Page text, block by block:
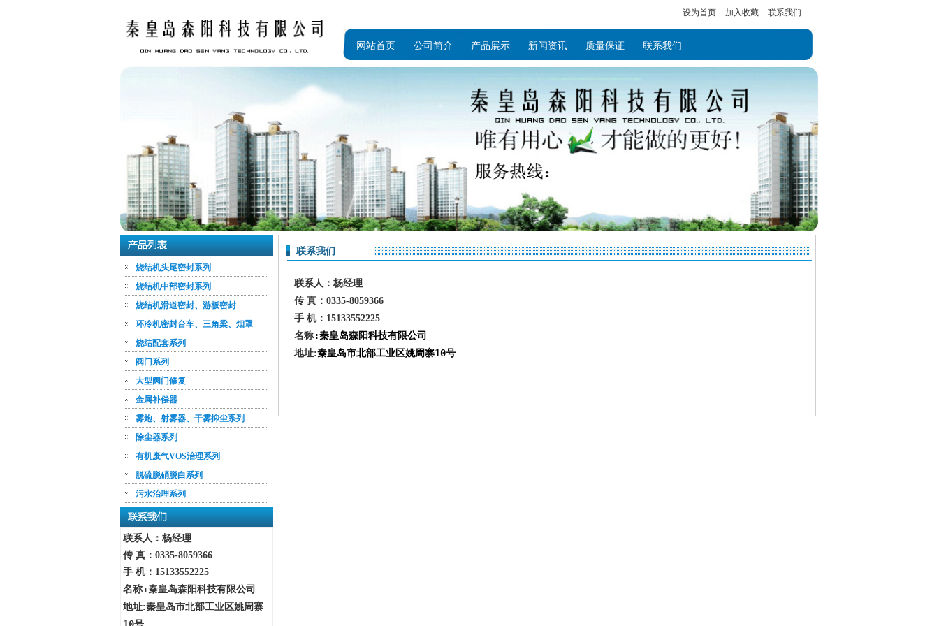
设为首页 加入收藏 联系我们
网站首页 公司简介 产品展示 新闻资讯 质量保证 联系我们
烧结机头尾密封系列
烧结机中部密封系列
烧结机滑道密封、游板密封
环冷机密封台车、三角梁、烟罩
烧结配套系列
阀门系列
大型阀门修复
金属补偿器
雾炮、射雾器、干雾抑尘系列
除尘器系列
有机废气VOS治理系列
脱硫脱硝脱白系列
污水治理系列
联系人：杨经理
传 真： 0335-8059366
手 机：15133552225
名称 :秦皇岛森阳科技有限公司
地址:秦皇岛市北部工业区姚周寨
联系我们
联系人：杨经理
传 真： 0335-8059366
手 机：15133552225
名称 :秦皇岛森阳科技有限公司
地址:秦皇岛市北部工业区姚周寨10号